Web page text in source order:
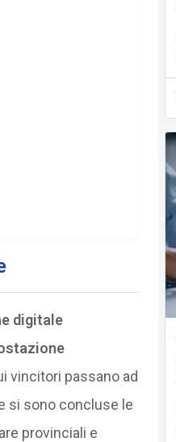
digitale
vincitori passano ad
si sono concluse le
provinciali e